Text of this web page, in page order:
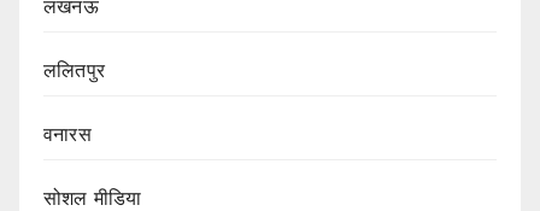
लखनऊ
ललितपुर
वनारस
सोशल मीडिया